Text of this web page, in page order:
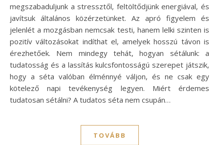
megszabaduljunk a stressztől, feltöltődjünk energiával, és
javítsuk általános közérzetünket. Az apró figyelem és
jelenlét a mozgásban nemcsak testi, hanem lelki szinten is
pozitív változásokat indíthat el, amelyek hosszú távon is
érezhetőek. Nem mindegy tehát, hogyan sétálunk: a
tudatosság és a lassítás kulcsfontosságú szerepet játszik,
hogy a séta valóban élménnyé váljon, és ne csak egy
kötelező napi tevékenység legyen. Miért érdemes
tudatosan sétálni? A tudatos séta nem csupán…
TOVÁBB